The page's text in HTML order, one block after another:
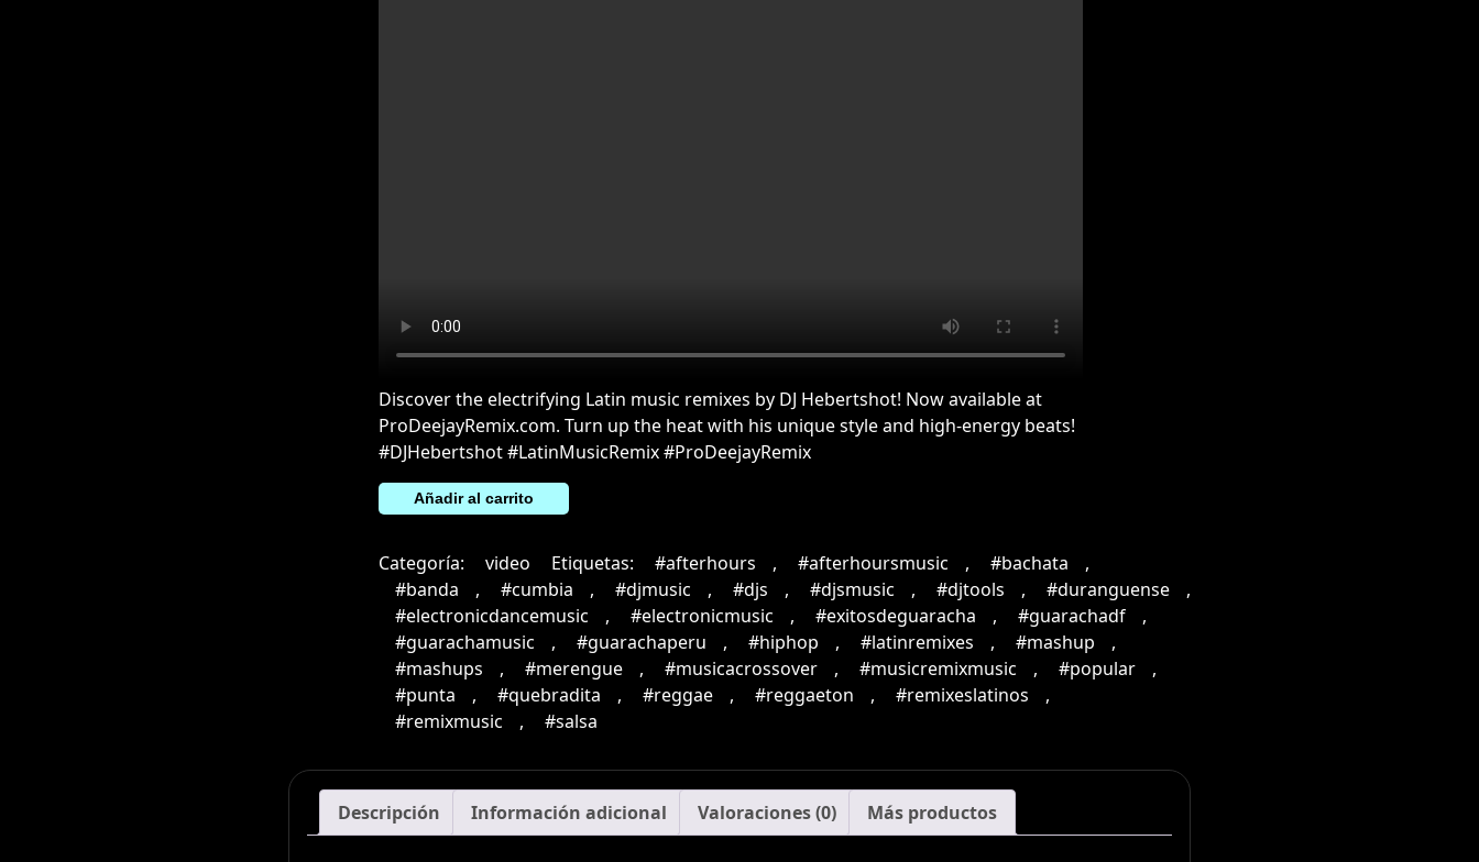
Discover the electrifying Latin music remixes by DJ Hebertshot! Now available at
ProDeejayRemix.com. Turn up the heat with his unique style and high-energy beats!
#DJHebertshot #LatinMusicRemix #ProDeejayRemix
Diluvio
(Intro
cantidad
Añadir al carrito
Categoría: video Etiquetas: #afterhours , #afterhoursmusic , #bachata
,
#banda
, #cumbia , #djmusic , #djs , #djsmusic , #djtools , #duranguense
,
#electronicdancemusic
, #electronicmusic , #exitosdeguaracha , #guarachadf
,
#guarachamusic
, #guarachaperu , #hiphop , #latinremixes , #mashup
,
#mashups
, #merengue , #musicacrossover , #musicremixmusic , #popular
,
#punta
, #quebradita , #reggae , #reggaeton , #remixeslatinos
,
#remixmusic
, #salsa
Descripción Información adicional Valoraciones (0) Más productos